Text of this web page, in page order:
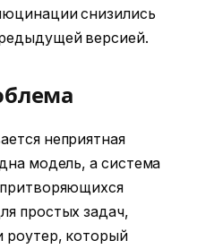
снизились
версией.
неприятная
модель, а система
простых задач,
роутер, который